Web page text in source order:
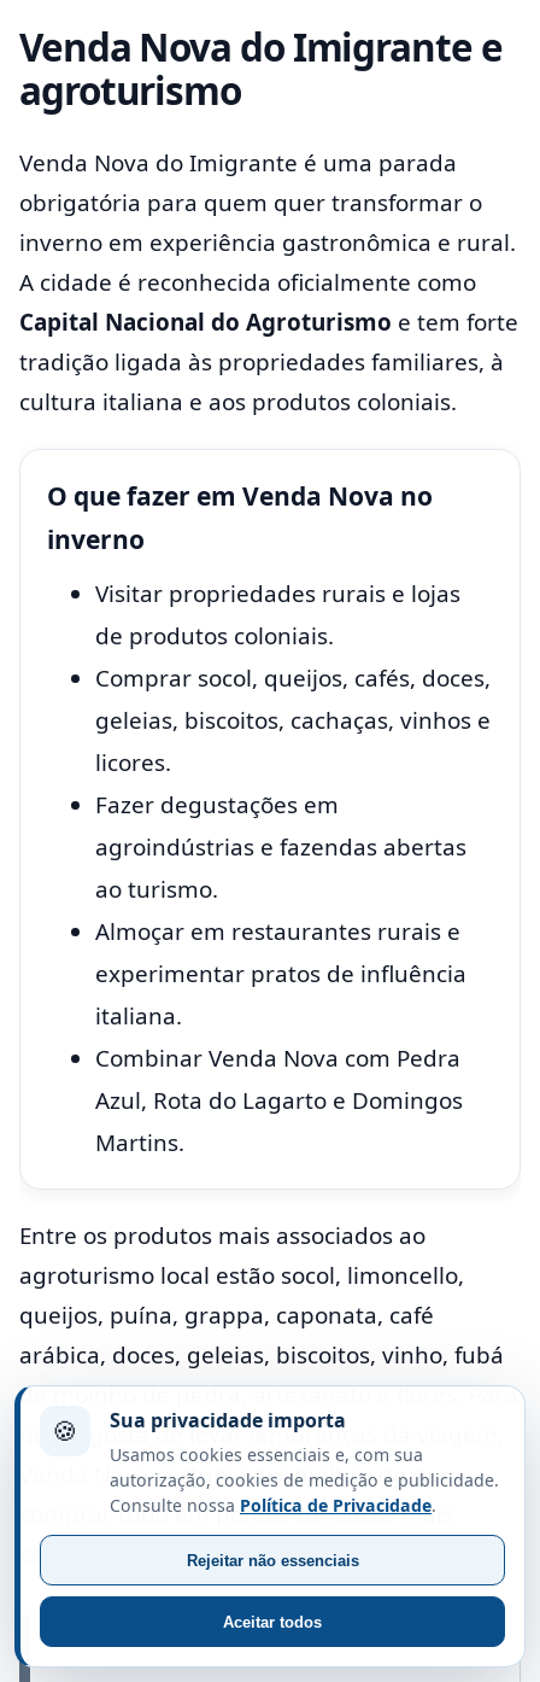
Venda Nova do Imigrante e
agroturismo
Venda Nova do Imigrante é uma parada
obrigatória para quem quer transformar o
inverno em experiência gastronômica e rural.
A cidade é reconhecida oficialmente como
Capital Nacional do Agroturismo e tem forte
tradição ligada às propriedades familiares, à
cultura italiana e aos produtos coloniais.
O que fazer em Venda Nova no
inverno
Visitar propriedades rurais e lojas
de produtos coloniais.
Comprar socol, queijos, cafés, doces,
geleias, biscoitos, cachaças, vinhos e
licores.
Fazer degustações em
agroindústrias e fazendas abertas
ao turismo.
Almoçar em restaurantes rurais e
experimentar pratos de influência
italiana.
Combinar Venda Nova com Pedra
Azul, Rota do Lagarto e Domingos
Martins.
Entre os produtos mais associados ao
agroturismo local estão socol, limoncello,
queijos, puína, grappa, caponata, café
arábica, doces, geleias, biscoitos, vinho, fubá
de moinho de pedra, artesanato e flores. Para
quem gosta de levar lembranças da viagem,
Venda Nova costuma ser melhor do que
comprar tudo em pontos turísticos mais
caros.
🍪 Sua privacidade importa
Usamos cookies essenciais e, com sua
autorização, cookies de medição e publicidade.
Consulte nossa Política de Privacidade.
Aceitar todos
Rejeitar não essenciais